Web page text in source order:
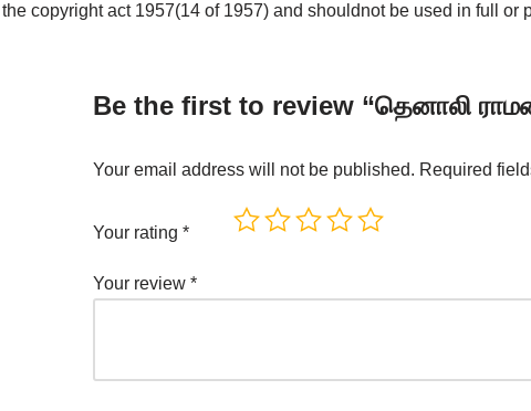
copyright act 1957(14 of 1957) and shouldnot be used in full or
Be the first to review “தெனாலி
Your email address will not be published. Required
Your rating *
Your review *